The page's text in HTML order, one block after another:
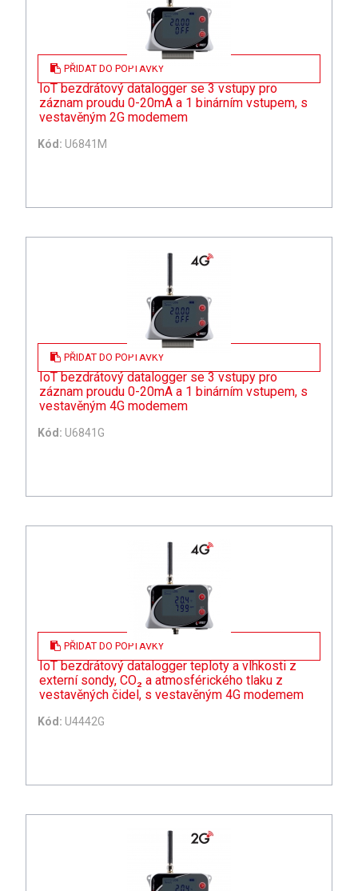
PŘIDAT DO POPTÁVKY
IoT bezdrátový datalogger se 3 vstupy pro
záznam proudu 0-20mA a 1 binárním vstupem, s
vestavěným 2G modemem
Kód: U6841M
PŘIDAT DO POPTÁVKY
IoT bezdrátový datalogger se 3 vstupy pro
záznam proudu 0-20mA a 1 binárním vstupem, s
vestavěným 4G modemem
Kód: U6841G
PŘIDAT DO POPTÁVKY
IoT bezdrátový datalogger teploty a vlhkosti z
externí sondy, CO₂ a atmosférického tlaku z
vestavěných čidel, s vestavěným 4G modemem
Kód: U4442G